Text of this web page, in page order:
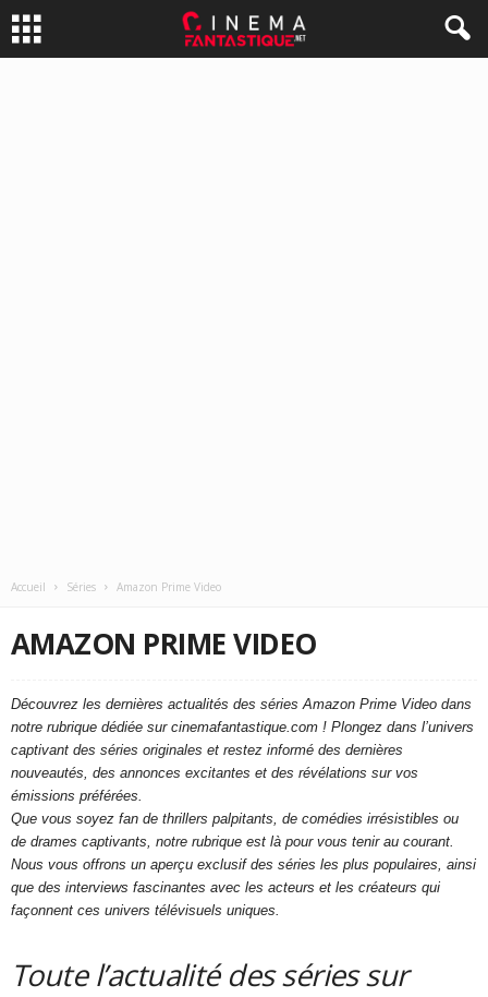
Accueil Séries Amazon Prime Video
AMAZON PRIME VIDEO
Découvrez les dernières actualités des séries Amazon Prime Video dans
notre rubrique dédiée sur cinemafantastique.com ! Plongez dans l’univers
captivant des séries originales et restez informé des dernières
nouveautés, des annonces excitantes et des révélations sur vos
émissions préférées.
Que vous soyez fan de thrillers palpitants, de comédies irrésistibles ou
de drames captivants, notre rubrique est là pour vous tenir au courant.
Nous vous offrons un aperçu exclusif des séries les plus populaires, ainsi
que des interviews fascinantes avec les acteurs et les créateurs qui
façonnent ces univers télévisuels uniques.
Toute l’actualité des séries sur